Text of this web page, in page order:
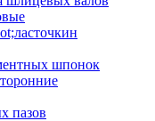
шпонок
пазов